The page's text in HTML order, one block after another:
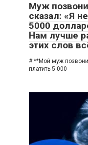
Муж
сказал: «Я
5000
Нам лучше
этих слов
# **Мой муж
платить 5 000